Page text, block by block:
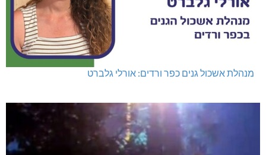
מנהלת אשכול גנים כפר ורדים: אורלי גלברט